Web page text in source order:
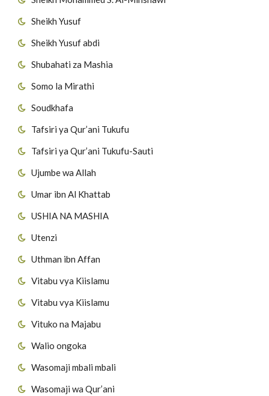
Sheikh Yusuf
Sheikh Yusuf abdi
Shubahati za Mashia
Somo la Mirathi
Soudkhafa
Tafsiri ya Qur’ani Tukufu
Tafsiri ya Qur’ani Tukufu-Sauti
Ujumbe wa Allah
Umar ibn Al Khattab
USHIA NA MASHIA
Utenzi
Uthman ibn Affan
Vitabu vya Kiislamu
Vitabu vya Kiislamu
Vituko na Majabu
Walio ongoka
Wasomaji mbali mbali
Wasomaji wa Qur’ani